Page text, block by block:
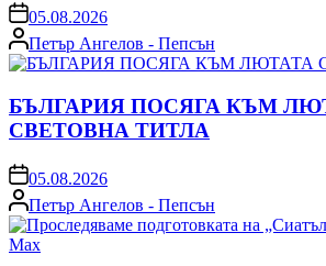
on05.08.2026
Posted
by
Петър Ангелов - Пепсън
БЪЛГАРИЯ ПОСЯГА КЪМ
СВЕТОВНА ТИТЛА
on05.08.2026
Posted
by
Петър Ангелов - Пепсън